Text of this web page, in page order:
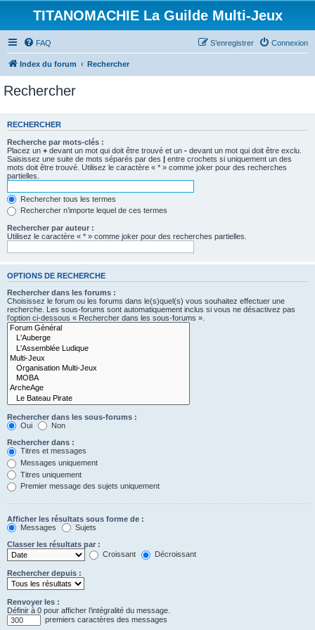
TITANOMACHIE La Guilde Multi-Jeux
FAQ Connexion
S’enregistrer
Index du forum Rechercher
Rechercher
RECHERCHER
Recherche par mots-clés :
Placez un + devant un mot qui doit être trouvé et un - devant un mot qui doit être exclu.
Saisissez une suite de mots séparés par des | entre crochets si uniquement un des
mots doit être trouvé. Utilisez le caractère « * » comme joker pour des recherches
partielles.
Rechercher tous les termes
Rechercher n’importe lequel de ces termes
Rechercher par auteur :
Utilisez le caractère « * » comme joker pour des recherches partielles.
OPTIONS DE RECHERCHE
Rechercher dans les forums :
Choisissez le forum ou les forums dans le(s)quel(s) vous souhaitez effectuer une
recherche. Les sous-forums sont automatiquement inclus si vous ne désactivez pas
l’option ci-dessous « Rechercher dans les sous-forums ».
Rechercher dans les sous-forums :
Oui
Non
Rechercher dans :
Titres et messages
Messages uniquement
Titres uniquement
Premier message des sujets uniquement
Afficher les résultats sous forme de :
Messages
Sujets
Classer les résultats par :
Croissant
Décroissant
Rechercher depuis :
Renvoyer les :
Définir à 0 pour afficher l’intégralité du message.
premiers caractères des messages